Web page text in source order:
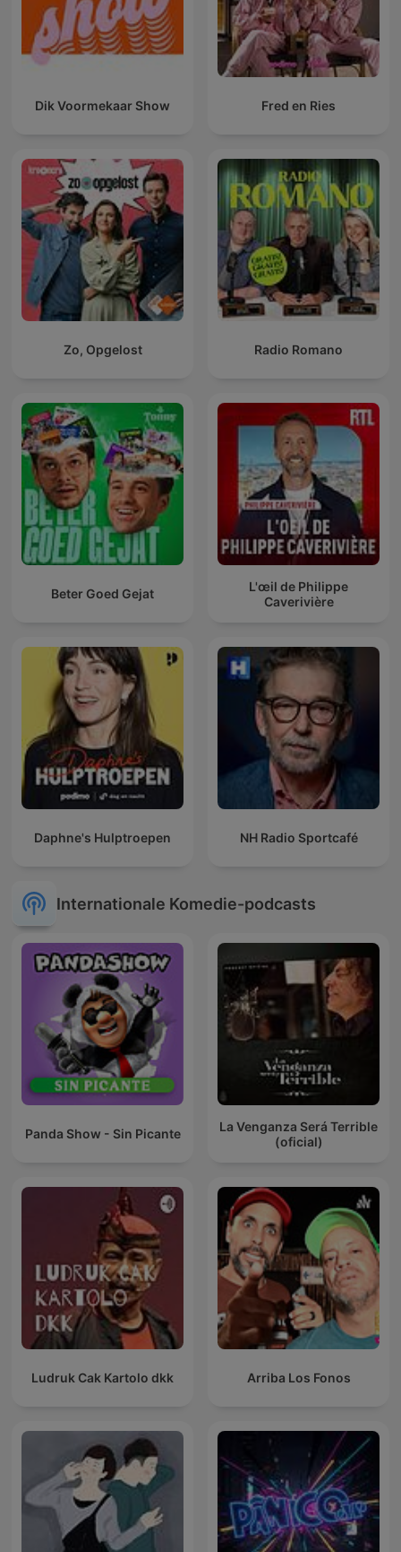
Dik Voormekaar Show Fred en Ries
Zo, Opgelost Radio Romano
Beter Goed Gejat
L'œil de Philippe
Caverivière
Daphne's Hulptroepen NH Radio Sportcafé
Internationale Komedie-podcasts
Panda Show - Sin Picante
La Venganza Será Terrible
(oficial)
Ludruk Cak Kartolo dkk Arriba Los Fonos